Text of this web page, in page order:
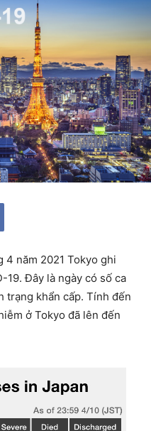
4 năm 2021 Tokyo ghi
19. Đây là ngày có số ca
trạng khẩn cấp. Tính đến
ở Tokyo đã lên đến